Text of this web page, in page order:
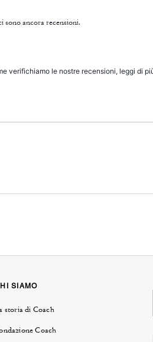
sono ancora recensioni.
verifichiamo le nostre recensioni, leggi di
SIAMO
storia di Coach
Coach